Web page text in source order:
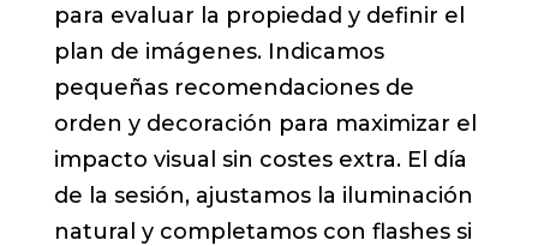
para evaluar la propiedad y definir el
plan de imágenes. Indicamos
pequeñas recomendaciones de
orden y decoración para maximizar el
impacto visual sin costes extra. El día
de la sesión, ajustamos la iluminación
natural y completamos con flashes si